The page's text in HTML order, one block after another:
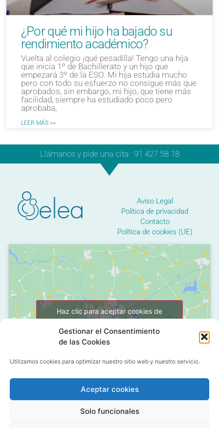
Gestionar el Consentimiento
de las Cookies
Utilizamos cookies para optimizar nuestro sitio web y nuestro servicio.
Aceptar cookies
Solo funcionales
¿Por qué mi hijo ha bajado su
rendimiento académico?
Vuelta al colegio ¡qué pesadilla! Tengo una hija
que inicia 1º de Bachillerato y un hijo que
empezará 3º de la ESO. Mi hija estudia mucho
pero con todo su esfuerzo no consigue más que
aprobados, sin embargo, mi hijo, que tiene más
facilidad, siempre ha estudiado poco pero
aprobaba,
LEER MÁS >>
Llámanos y pide una cita : 91 427 58 18
Aviso Legal
Política de privacidad
Contacto
Política de cookies (UE)
Haz clic para aceptar cookies de
C/ Grañón, 12 - Local